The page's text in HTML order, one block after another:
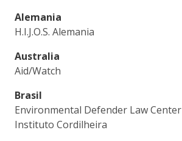
Alemania
H.I.J.O.S. Alemania
Australia
Aid/Watch
Brasil
Environmental Defender Law Center
Instituto Cordilheira